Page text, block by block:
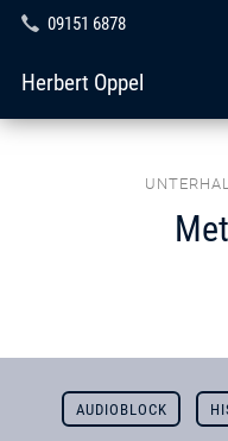
09151 6878
Herbert Oppel
AUDIOBLOCK